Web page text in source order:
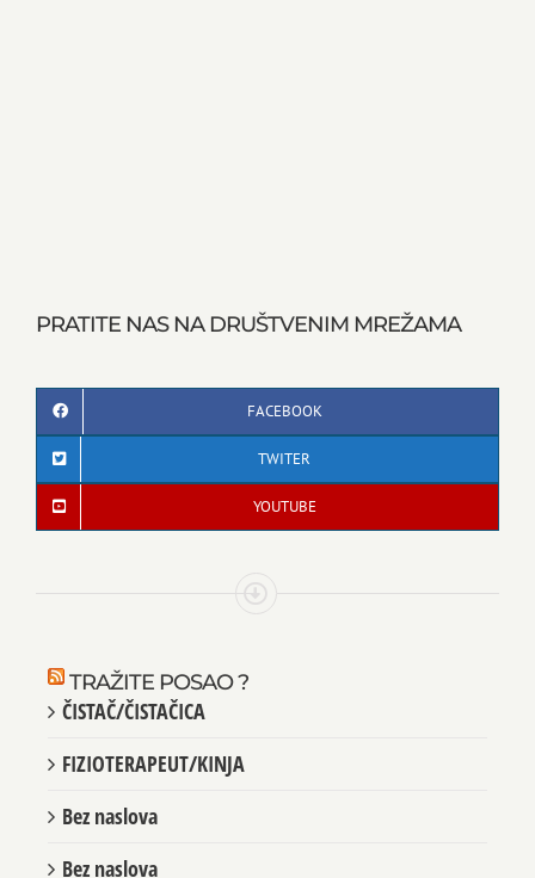
PRATITE NAS NA DRUŠTVENIM MREŽAMA
FACEBOOK
TWITER
YOUTUBE
TRAŽITE POSAO ?
ČISTAČ/ČISTAČICA
FIZIOTERAPEUT/KINJA
Bez naslova
Bez naslova